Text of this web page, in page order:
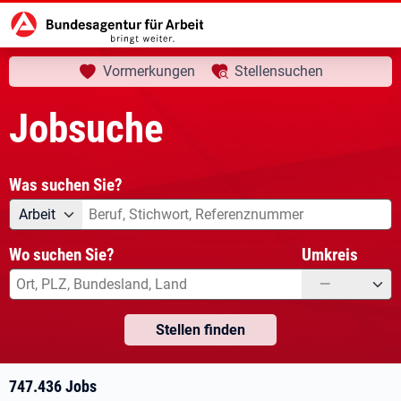
Startseite Jobsuche aktuelle Seite:
Ihre Suche
Vormerkungen Stellensuchen
Jobsuche
Was suchen Sie?
Angebotsart
Arbeit Was suchen Sie?
Wo suchen Sie? Umkreis
—
Stellen finden
747.436 Jobs